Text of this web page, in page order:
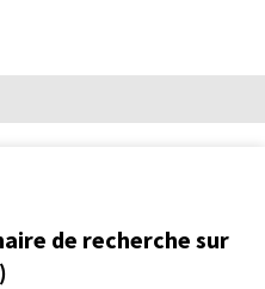
de recherche sur